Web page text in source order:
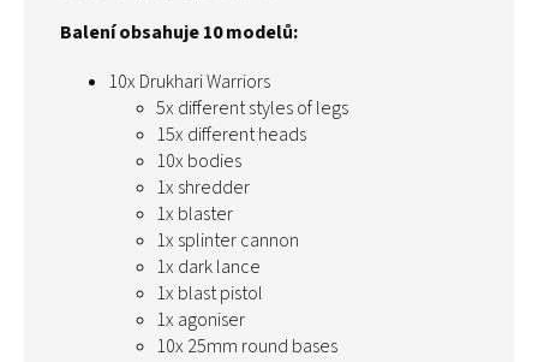
Balení obsahuje 10 modelů:
10x Drukhari Warriors
5x different styles of legs
15x different heads
10x bodies
1x shredder
1x blaster
1x splinter cannon
1x dark lance
1x blast pistol
1x agoniser
10x 25mm round bases